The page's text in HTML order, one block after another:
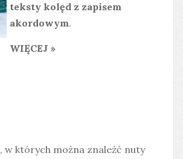
teksty kolęd z zapisem
akordowym.
WIĘCEJ »
, w których można znaleźć nuty